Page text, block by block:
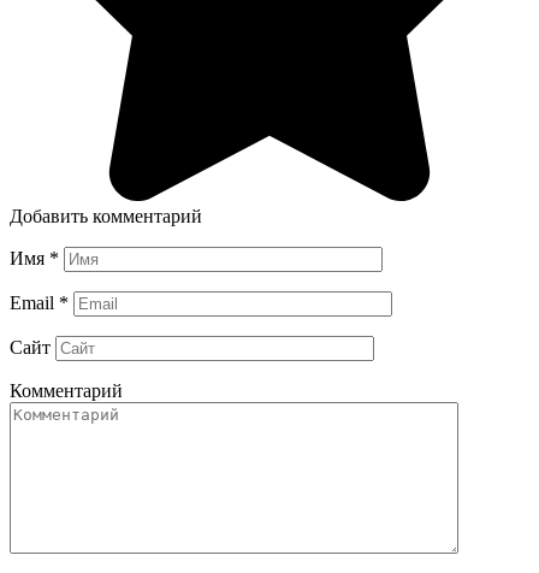
Добавить комментарий
Имя *
Email *
Сайт
Комментарий